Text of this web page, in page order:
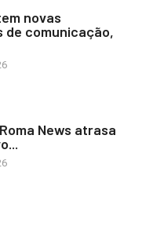
novas
de comunicação,
News atrasa